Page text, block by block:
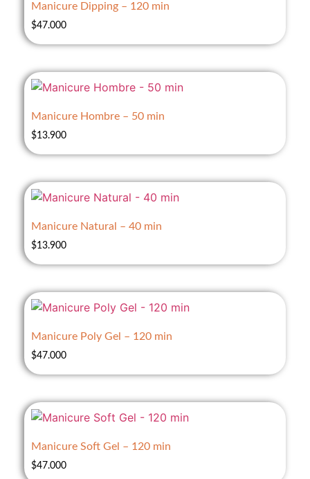
Manicure Dipping – 120 min
$47.000
Manicure Hombre – 50 min
$13.900
Manicure Natural – 40 min
$13.900
Manicure Poly Gel – 120 min
$47.000
Manicure Soft Gel – 120 min
$47.000